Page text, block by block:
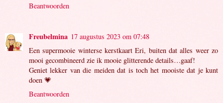
Beantwoorden
Freubelmina 17 augustus 2023 om 07:48
Een supermooie winterse kerstkaart Eri, buiten dat alles weer zo
mooi gecombineerd zie ik mooie glitterende details…gaaf!
Geniet lekker van die meiden dat is toch het mooiste dat je kunt
doen 💗
Beantwoorden